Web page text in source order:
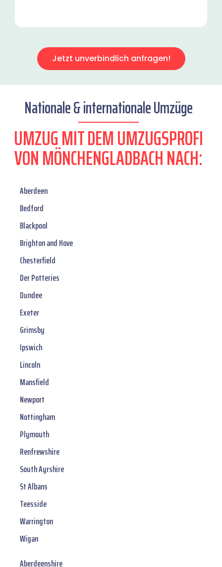
Jetzt unverbindlich anfragen!
Nationale & internationale Umzüge
UMZUG MIT DEM UMZUGSPROFI
VON MÖNCHENGLADBACH NACH:
Aberdeen
Bedford
Blackpool
Brighton and Hove
Chesterfield
Der Potteries
Dundee
Exeter
Grimsby
Ipswich
Lincoln
Mansfield
Newport
Nottingham
Plymouth
Renfrewshire
South Ayrshire
St Albans
Teesside
Warrington
Wigan
Aberdeenshire